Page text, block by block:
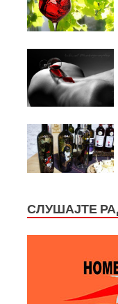
СЛУШАЈТЕ